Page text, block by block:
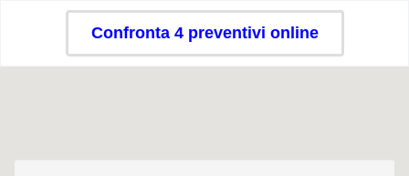
Confronta 4 preventivi online